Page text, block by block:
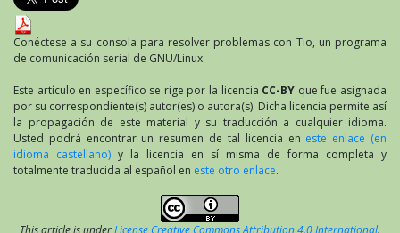
Conéctese a su consola para resolver problemas con Tio, un programa
de comunicación serial de GNU/Linux.
Este artículo en específico se rige por la licencia CC-BY que fue asignada
por su correspondiente(s) autor(es) o autora(s). Dicha licencia permite así
la propagación de este material y su traducción a cualquier idioma.
Usted podrá encontrar un resumen de tal licencia en este enlace (en
idioma castellano) y la licencia en sí misma de forma completa y
totalmente traducida al español en este otro enlace.